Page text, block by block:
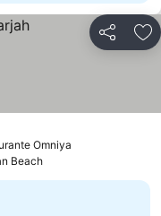
Partilhar
Omniya
Beach